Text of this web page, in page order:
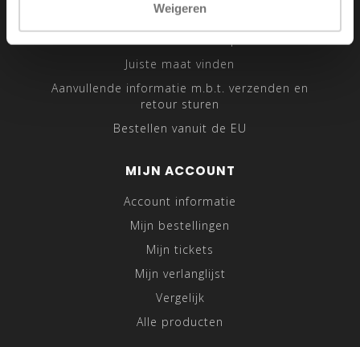
Weigeren
Traveling Tailor
Juiste maat vinden
Aanvullende informatie m.b.t. verzenden en
retour sturen
Bestellen vanuit de EU
MIJN ACCOUNT
Account informatie
Mijn bestellingen
Mijn tickets
Mijn verlanglijst
Vergelijk
Alle producten